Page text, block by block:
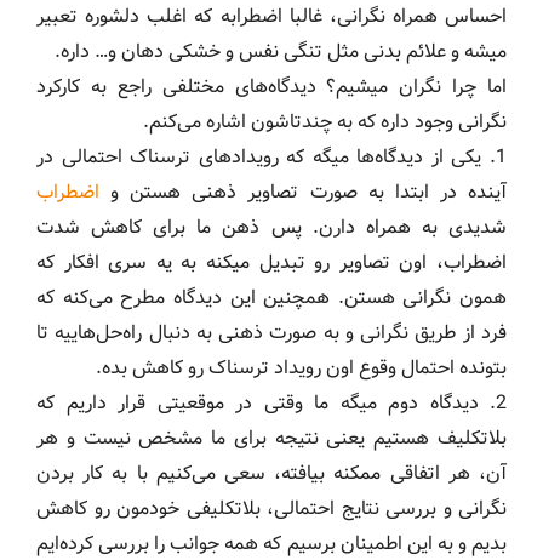
احساس همراه نگرانی، غالبا اضطرابه که اغلب دلشوره تعبیر
میشه و علائم بدنی مثل تنگی نفس و خشکی دهان و… داره.
اما چرا نگران میشیم؟ دیدگاه‌های مختلفی راجع به کارکرد
نگرانی وجود داره که به چندتاشون اشاره می‌کنم.
1. یکی از دیدگاه‌ها میگه که رویدادهای ترسناک احتمالی در
آینده در ابتدا به صورت‌ تصاویر ذهنی هستن و اضطراب
شدیدی به همراه دارن. پس ذهن ما برای کاهش شدت
اضطراب، اون تصاویر رو تبدیل میکنه به یه سری افکار که
همون نگرانی هستن. همچنین این دیدگاه مطرح می‌کنه که
فرد از طریق نگرانی و به صورت ذهنی به دنبال راه‌حل‌هاییه تا
بتونده احتمال وقوع اون رویداد ترسناک رو کاهش بده.
2. دیدگاه دوم میگه ما وقتی در موقعیتی قرار داریم که
بلاتکلیف هستیم یعنی نتیجه برای ما مشخص نیست و هر
آن، هر اتفاقی ممکنه بیافته، سعی می‌کنیم با به کار بردن
نگرانی و بررسی نتایج احتمالی، بلاتکلیفی خودمون رو کاهش
بدیم و به این اطمینان برسیم که همه جوانب را بررسی کرده‌ایم